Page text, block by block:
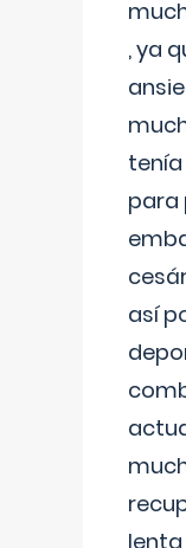
, ya
para
así
lenta